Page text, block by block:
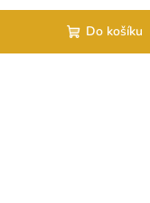
Do košíku